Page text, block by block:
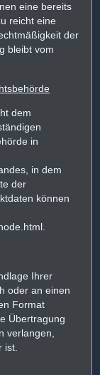
eine bereits
reicht eine
der
bleibt vom
dem
in
in dem
der
können
Ihrer
oder an einen
Format
Übertragung
verlangen,
ist.